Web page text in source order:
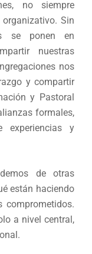
no siempre
Sin
se ponen en
nuestras
nos
y compartir
y Pastoral
formales,
experiencias y
de otras
están haciendo
a nivel central,